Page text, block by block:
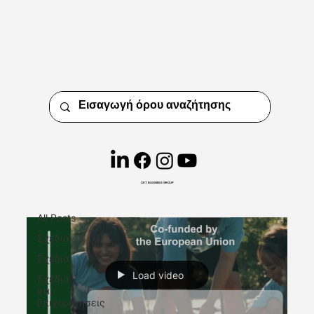
CKT BUSINESS GROUP
Short. Precise. Effective.
All Posts
Σχέδια
Σχέδια
Σχέδια
και
Επιχορηγήσεις
Load video